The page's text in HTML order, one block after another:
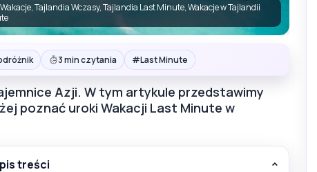
Tajlandia Wczasy, Tajlandia Last Minute, Wakacje w Tajlandii
3 min czytania #Last Minute
Azji. W tym artykule przedstawimy
poznać uroki Wakacji Last Minute w
treści